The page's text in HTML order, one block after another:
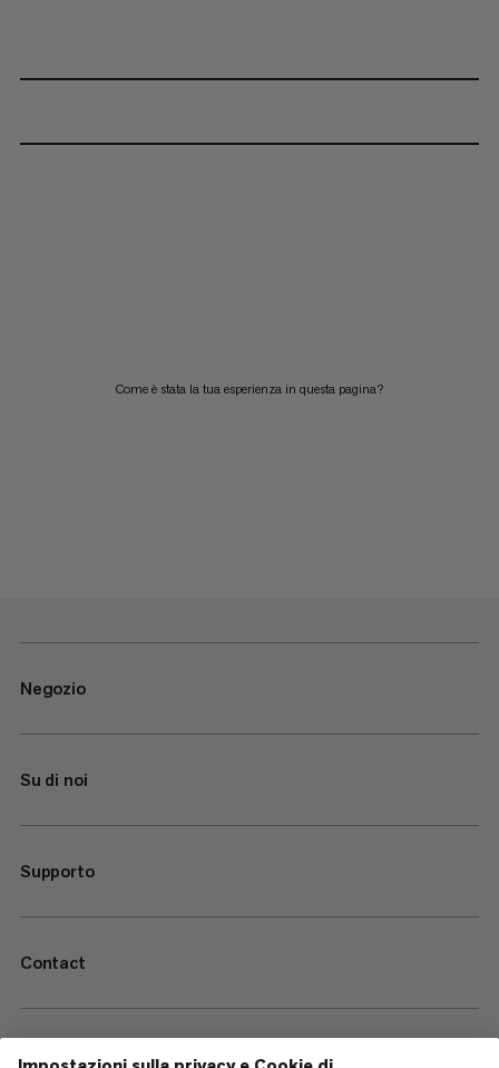
Come è stata la tua esperienza in questa pagina?
Negozio
Su di noi
Supporto
Contact